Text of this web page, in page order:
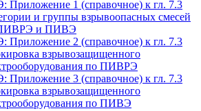
Приложение 1 (справочное) к гл. 7.3
и группы взрывоопасных смесей
и ПИВЭ
Приложение 2 (справочное) к гл. 7.3
взрывозащищенного
по ПИВРЭ
Приложение 3 (справочное) к гл. 7.3
взрывозащищенного
по ПИВЭ